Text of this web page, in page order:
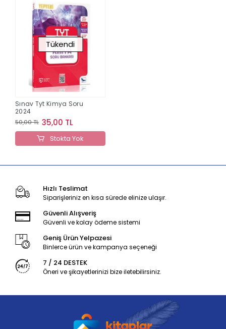
Tükendi
Sınav Tyt Kimya Soru
2024
50,00 TL 35,00 TL
Stokta Yok
Hızlı Teslimat
Siparişleriniz en kısa sürede elinize ulaşır.
Güvenli Alışveriş
Güvenli ve kolay ödeme sistemi
Geniş Ürün Yelpazesi
Binlerce ürün ve kampanya seçeneği
7 / 24 DESTEK
Öneri ve şikayetlerinizi bize iletebilirsiniz.